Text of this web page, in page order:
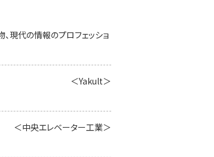
、現代の情報のプロフェッショ
＜Yakult＞
＜中央エレベーター工業＞